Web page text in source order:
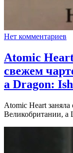
Нет комментариев
Atomic
свежем
a Dragon:
Atomic Heart заняла
Великобритании,